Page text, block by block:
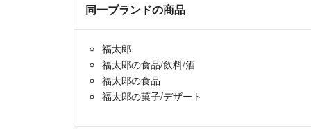
同一ブランドの商品
福太郎
福太郎の食品/飲料/酒
福太郎の食品
福太郎の菓子/デザート